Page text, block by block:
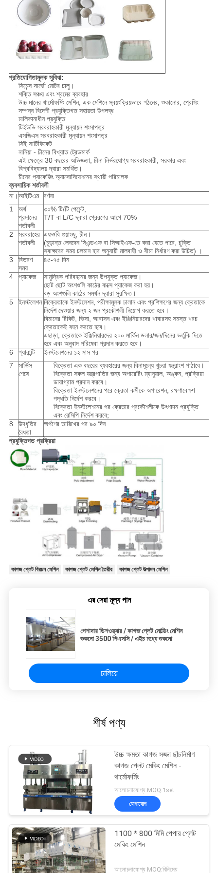
প্রতিযোগিতামূলক সুবিধা:
সিমেন্স সার্ভো মোটর চালু।
শক্তি সঞ্চয় এবং শ্রমের ব্যবহার
উচ্চ মানের থার্মোফর্মিং মেশিন, এক মেশিনে স্বয়ংক্রিয়ভাবে গঠনের, শুকানোর, প্রেসিং
সম্পন্ন বিদেশী প্রযুক্তিগত সহায়তা উপলব্ধ
মালিকানাধীন প্রযুক্তি
টিইউভি সরবরাহকারী মূল্যায়ন শংসাপত্র
এসজিএস সরবরাহকারী মূল্যায়ন শংসাপত্র
সিই সার্টিফিকেট
নানিয়া - চীনের বিখ্যাত ট্রেডমার্ক
এই ক্ষেত্রে 30 বছরের অভিজ্ঞতা, চীনা নির্ভরযোগ্য সরবরাহকারী, সরকার এবং
বিশ্ববিদ্যালয় দ্বারা সমর্থিত।
চীনের প্যাকেজিং অ্যাসোসিয়েশনের স্থায়ী পরিচালক
ব্যবসায়িক শর্তাবলী
না। আইটিএম
বর্ণনা
1
অর্থ
প্রদানের
শর্তাবলী
৩০% টি/টি পেমেন্ট,
T/T বা L/C দ্বারা প্রেরণের আগে 70%
2
সরবরাহের
শর্তাবলী
এফওবি গুয়াংজু, চীন।
(চূড়ান্ত লেনদেন সিএন্ডএফ বা সিআইএফ-তে করা যেতে পারে, চুক্তি
স্বাক্ষরের সময় চলমান হার অনুযায়ী মালবাহী ও বীমা নির্ধারণ করা উচিত) ।
3
বিতরণ
সময়
৪৫-৭৫ দিন
4 প্যাকেজ
সামুদ্রিক পরিবহনের জন্য উপযুক্ত প্যাকেজ।
ছোট ছোট অংশগুলি কাঠের বাক্সে প্যাকেজ করা হয়।
বড় অংশগুলি কাঠের সমর্থন দ্বারা সুরক্ষিত।
5
ইনস্টলেশন বিক্রেতাকে ইনস্টলেশন, পরীক্ষামূলক চালান এবং প্রশিক্ষণের জন্য ক্রেতাকে
নির্দেশ দেওয়ার জন্য ২ জন প্রকৌশলী নিয়োগ করতে হবে।
বিমানের টিকিট, ভিসা, আবাসন এবং ইঞ্জিনিয়ারদের খাবারসহ সমস্ত খরচ
ক্রেতাকেই বহন করতে হবে।
এছাড়া, ক্রেতাকে ইঞ্জিনিয়ারদের ২০০ মার্কিন ডলার/জন/দিনের ভর্তুকি দিতে
হবে এবং অনুবাদ পরিষেবা প্রদান করতে হবে।
6
গ্যারান্টি
ইনস্টলেশনের ১২ মাস পর
7
সার্ভিস
শেষে
বিক্রেতা এক বছরের ব্যবহারের জন্য বিনামূল্যে খুচরা যন্ত্রাংশ পাঠাবে।
বিক্রেতা সকল যন্ত্রপাতির জন্য অপারেটিং ম্যানুয়াল, অঙ্কন, প্রক্রিয়া
ডায়াগ্রাম প্রদান করবে।
বিক্রেতা ইনস্টলেশনের পরে ক্রেতা কর্মীকে অপারেশন, রক্ষণাবেক্ষণ
পদ্ধতি নির্দেশ করবে।
বিক্রেতা ইনস্টলেশনের পর ক্রেতার প্রকৌশলীকে উৎপাদন প্রযুক্তি
এবং রেসিপি নির্দেশ করবে;
8
উদ্ধৃতির
বৈধতা
অর্পণের তারিখের পর ৯০ দিন
প্রযুক্তিগত প্রক্রিয়া
কাগজ প্লেট বিরচন মেশিন কাগজ প্লেট মেশিন তৈরীর কাগজ প্লেট উত্পাদন মেশিন
এর সেরা মূল্য পান
পেশাদার ডিশওয়্যার / কাগজ প্লেট মোল্ডিং মেশিন
শুকনো 3500 পিএসসি / এইচ মধ্যে শুকনো
চালিয়ে
শীর্ষ পণ্য
উচ্চ ক্ষমতা কাগজ সজ্জা ছাঁচনির্মাণ
কাগজ প্লেট মেকিং মেশিন -
থার্মোফর্মিং
আলোচনাযোগ্য MOQ:1set
যোগাযোগ
1100 * 800 মিমি পেপার প্লেট
মেকিং মেশিন
আলোচনাযোগ্য MOQ:বিনিমেয়